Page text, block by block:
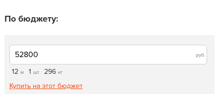
По бюджету:
руб.
12 м 1 шт 296 кг
Купить на этот бюджет